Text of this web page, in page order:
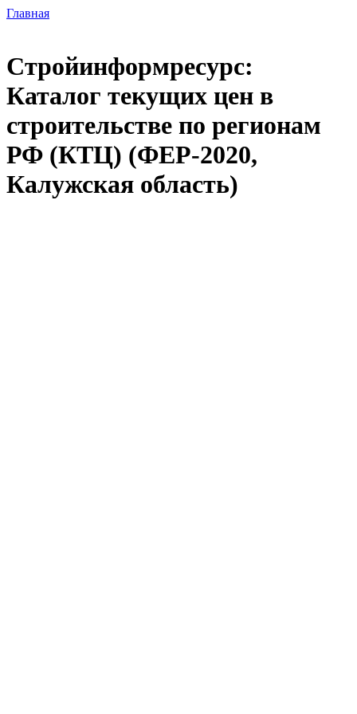
Главная
Стройинформресурс:
Каталог текущих цен в
строительстве по регионам
РФ (КТЦ) (ФЕР-2020,
Калужская область)